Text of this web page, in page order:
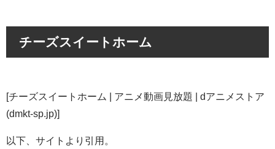
チーズスイートホーム
[チーズスイートホーム | アニメ動画見放題 | dアニメストア
(dmkt-sp.jp)]
以下、サイトより引用。